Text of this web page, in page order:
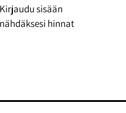
Kirjaudu sisään
nähdäksesi hinnat